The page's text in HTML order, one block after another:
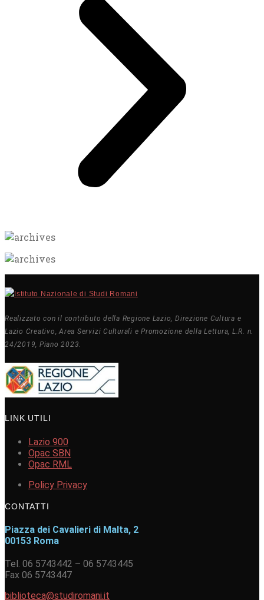
Realizzato con il contributo della Regione Lazio, Direzione Cultura e
Lazio Creativo, Area Servizi Culturali e Promozione della Lettura, L.R. n.
24/2019, Piano 2023.
LINK UTILI
Lazio 900
Opac SBN
Opac RML
Policy Privacy
CONTATTI
Piazza dei Cavalieri di Malta, 2
00153 Roma
Tel. 06 5743442 – 06 5743445
Fax 06 5743447
biblioteca@studiromani.it